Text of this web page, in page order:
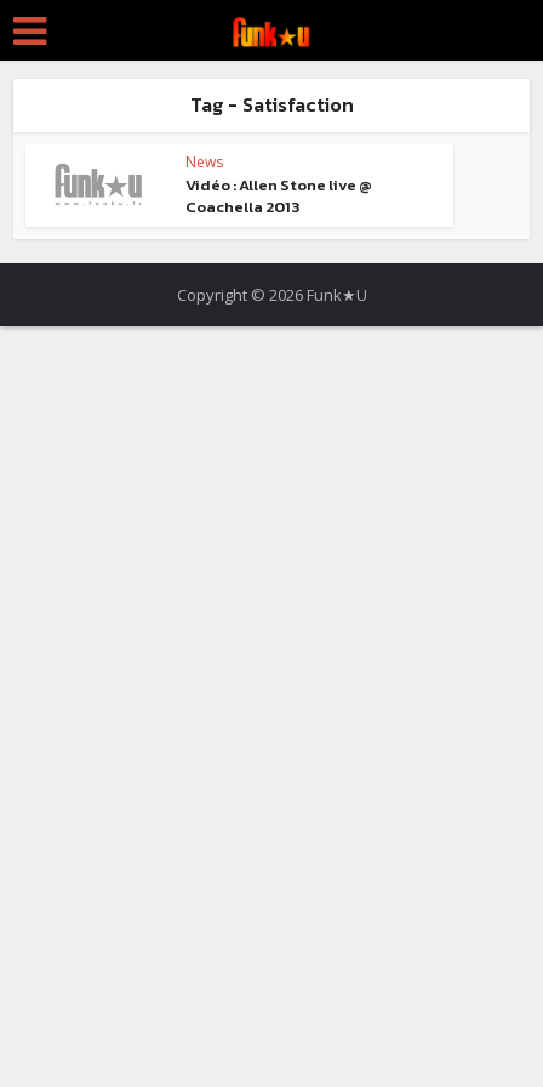
Tag - Satisfaction
News
Vidéo : Allen Stone live @
Coachella 2013
Copyright © 2026 Funk★U